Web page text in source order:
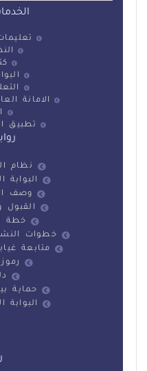
الامانة
تطبيق
نظام
البوابة
وصف
القبول
خطة
خطوات
متابعة
حماية
البوابة